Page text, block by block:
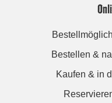
Bestellen &
Kaufen & in